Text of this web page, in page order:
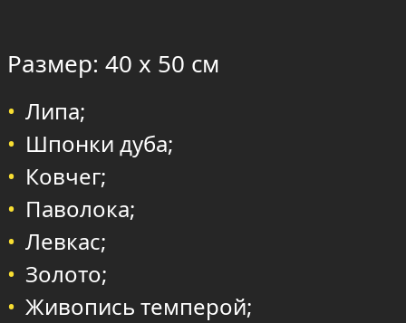
Размер: 40 х 50 см
Липа;
Шпонки дуба;
Ковчег;
Паволока;
Левкас;
Золото;
Живопись темперой;